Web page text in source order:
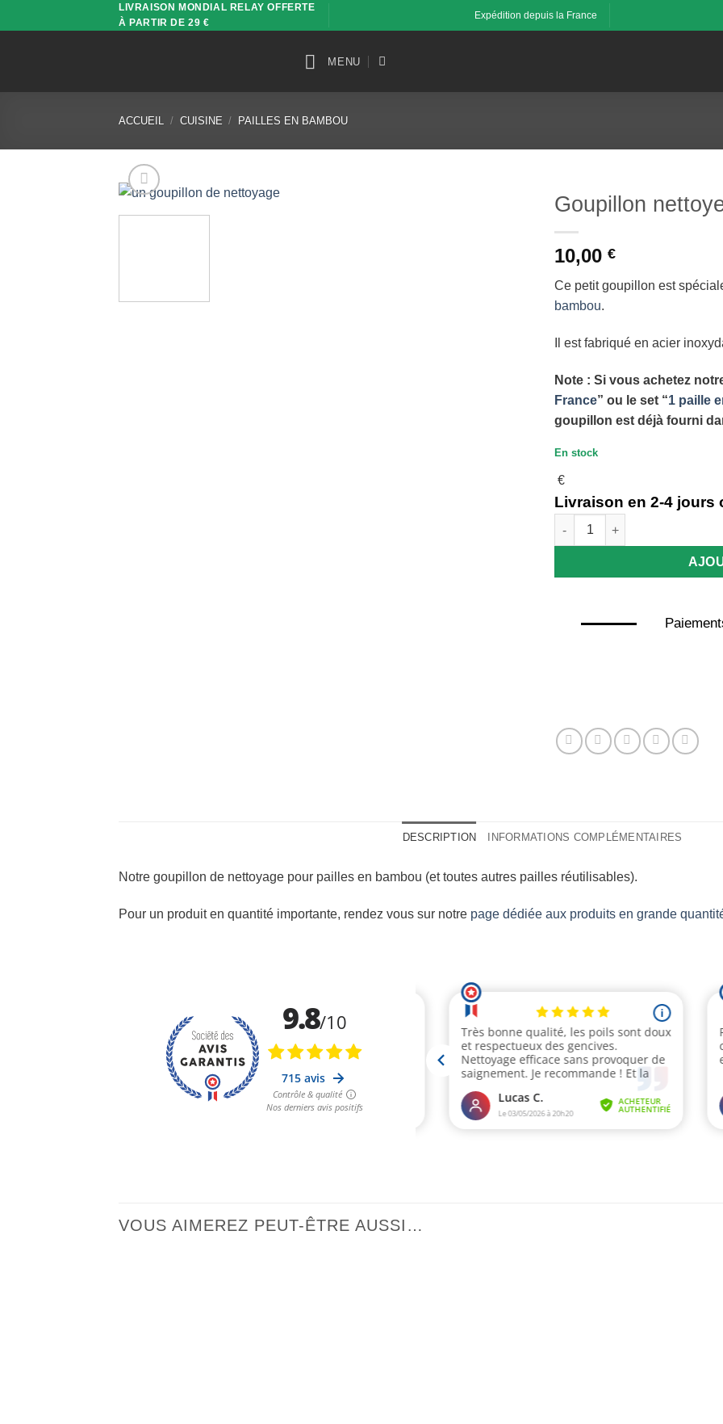
au
LIVRAISON MONDIAL RELAY OFFERTE
À PARTIR DE 29 €
Expédition depuis la France
MENU
ACCUEIL / CUISINE / PAILLES EN BAMBOU
Goupillon
10,00 €
Ce petit goupillon est
bambou.
Il est fabriqué en acier
Note : Si vous achetez
France” ou le set “1 paille
goupillon est déjà fourni
En stock
€
Livraison en 2-4 jours
quantité de Goupillon
DESCRIPTION INFORMATIONS COMPLÉMENTAIRES
Notre goupillon de nettoyage pour pailles en bambou (et toutes autres pailles réutilisables).
Pour un produit en quantité importante, rendez vous sur notre page dédiée aux produits en grande
VOUS AIMEREZ PEUT-ÊTRE AUSSI…